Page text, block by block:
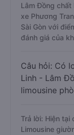
Lâm Đồng chất
xe Phương
Sài Gòn với
đánh giá của
Câu hỏi: Có
Linh - Lâm
limousine
Trả lời: Hiện tại
Limousine